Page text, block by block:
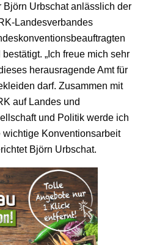
Urbschat anlässlich der
Landesverbandes
„Ich freue mich sehr
herausragende Amt für
darf. Zusammen mit
auf Landes und
und Politik werde ich
Konventionsarbeit
Björn Urbschat.